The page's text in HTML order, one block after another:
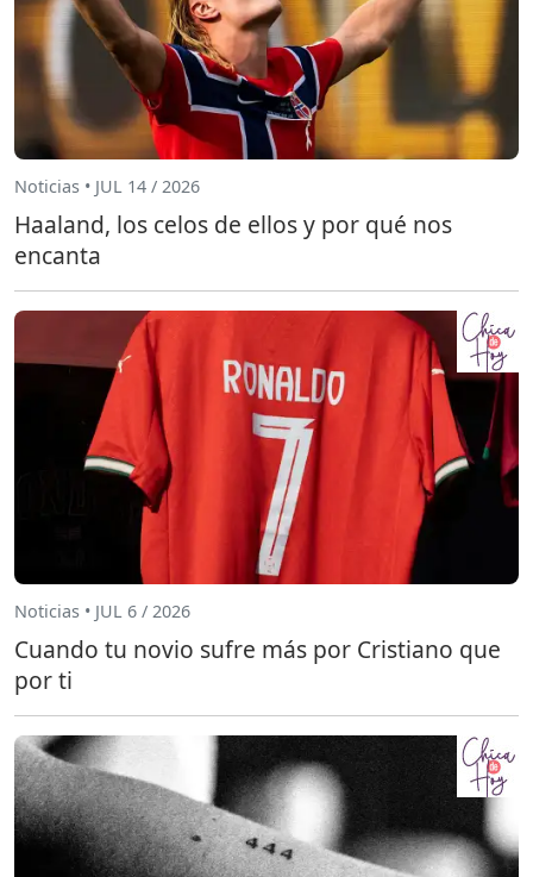
Noticias • JUL 14 / 2026
Haaland, los celos de ellos y por qué nos
encanta
Noticias • JUL 6 / 2026
Cuando tu novio sufre más por Cristiano que
por ti